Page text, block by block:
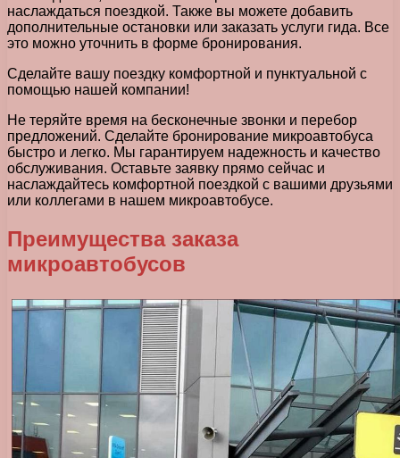
наслаждаться поездкой. Также вы можете добавить
дополнительные остановки или заказать услуги гида. Все
это можно уточнить в форме бронирования.
Сделайте вашу поездку комфортной и пунктуальной с
помощью нашей компании!
Не теряйте время на бесконечные звонки и перебор
предложений. Сделайте бронирование микроавтобуса
быстро и легко. Мы гарантируем надежность и качество
обслуживания. Оставьте заявку прямо сейчас и
наслаждайтесь комфортной поездкой с вашими друзьями
или коллегами в нашем микроавтобусе.
Преимущества заказа
микроавтобусов